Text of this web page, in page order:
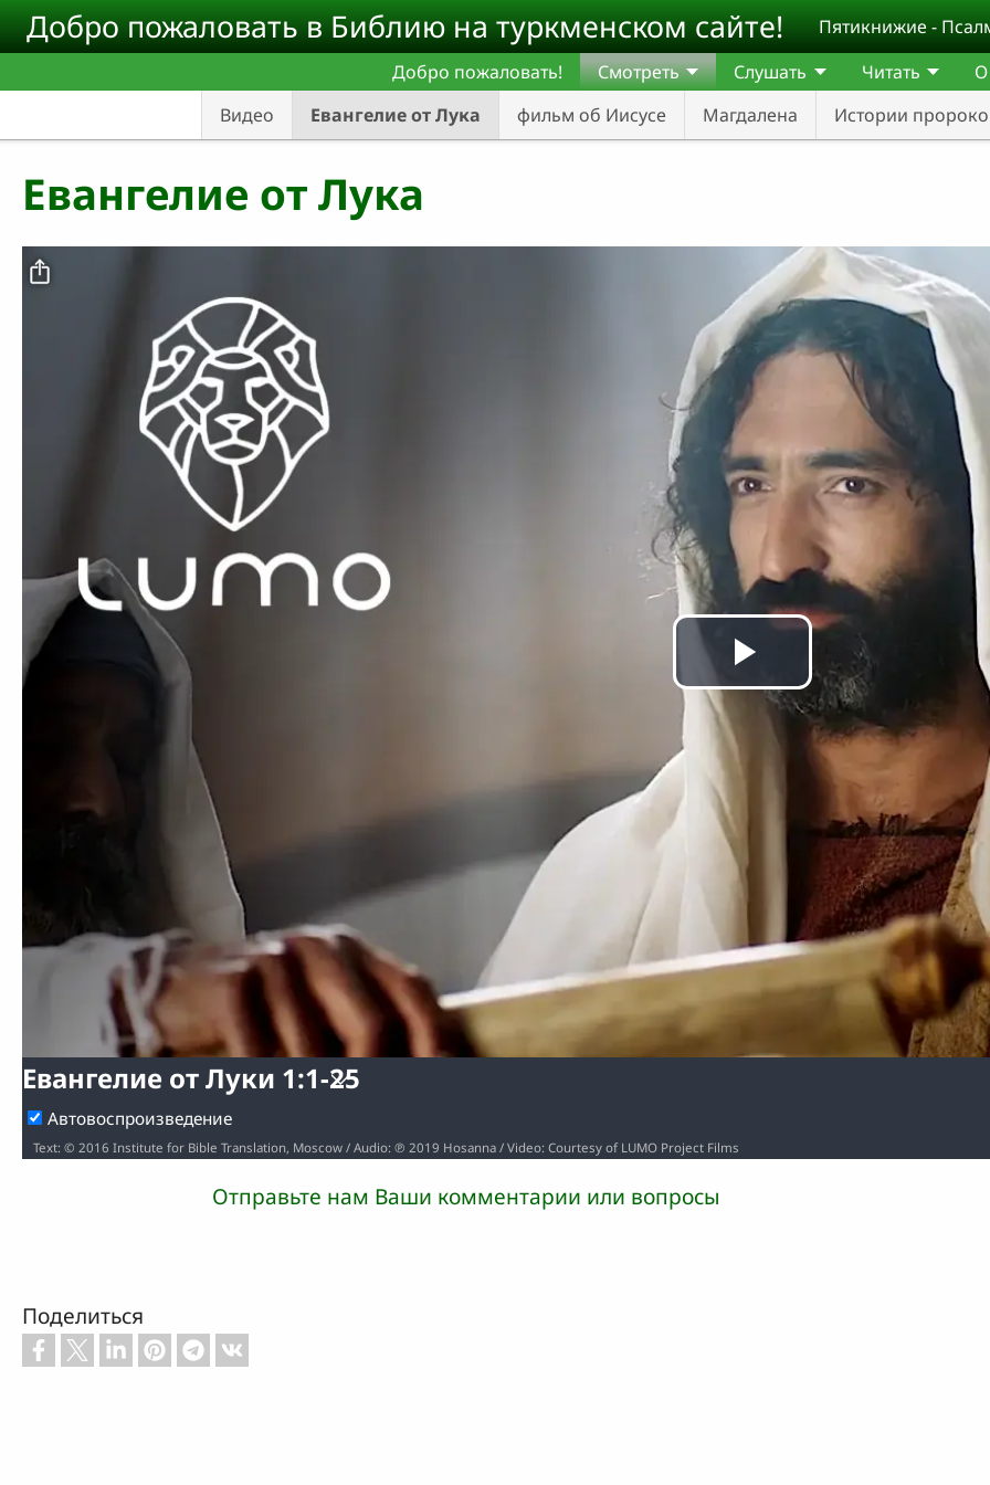
Skip to main content
Добро пожаловать в Библию на туркменском сайте!
Пятикнижие -
Добро пожаловать!
Смотреть
Видео
Евангелие от Лука фильм об Иисусе Магдалена Истории
Слушать Читать О
Евангелие от Лука
видео
Евангелие от Луки 1:1-25
Автовоспроизведение
Text: © 2016 Institute for Bible Translation, Moscow / Audio: ℗ 2019 Hosanna / Video: Courtesy of LUMO Project Films
Отправьте нам Ваши комментарии или вопросы
Поделиться